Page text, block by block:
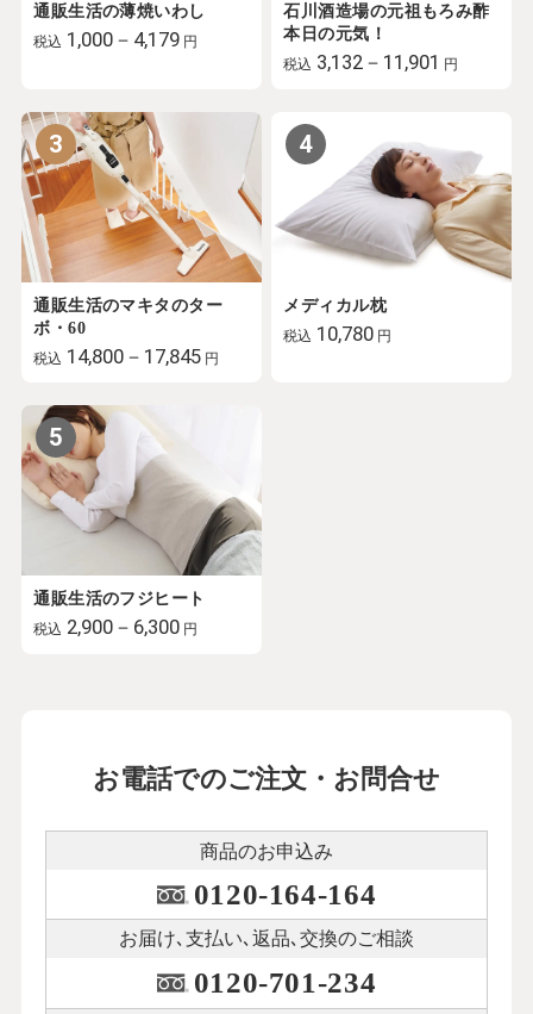
通販生活の薄焼いわし
税込 1,000－4,179 円
石川酒造場の元祖もろみ酢
本日の元気！
税込 3,132－11,901 円
通販生活のマキタのター
ボ・60
税込 14,800－17,845 円
3
メディカル枕
税込 10,780 円
4
通販生活のフジヒート
税込 2,900－6,300 円
5
お電話でのご注文・お問合せ
商品のお申込み
0120-164-164
お届け､支払い､ 返品､交換のご相談
0120-701-234